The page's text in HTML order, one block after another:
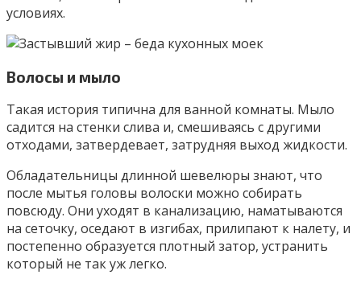
условиях.
Волосы и мыло
Такая история типична для ванной комнаты. Мыло
садится на стенки слива и, смешиваясь с другими
отходами, затвердевает, затрудняя выход жидкости.
Обладательницы длинной шевелюры знают, что
после мытья головы волоски можно собирать
повсюду. Они уходят в канализацию, наматываются
на сеточку, оседают в изгибах, прилипают к налету, и
постепенно образуется плотный затор, устранить
который не так уж легко.